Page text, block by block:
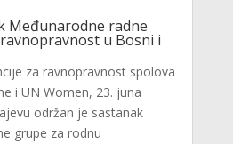
Međunarodne radne
u Bosni i
za ravnopravnost spolova
i UN Women, 23. juna
održan je sastanak
grupe za rodnu